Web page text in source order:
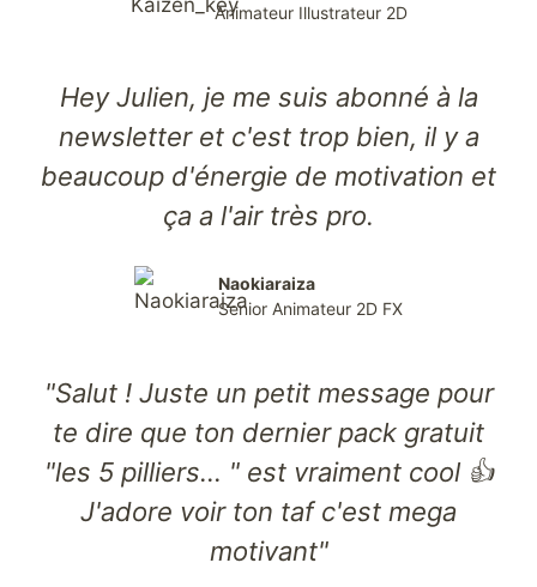
Animateur Illustrateur 2D
Hey Julien, je me suis abonné à la
newsletter et c'est trop bien, il y a
beaucoup d'énergie de motivation et
ça a l'air très pro.
Naokiaraiza
Senior Animateur 2D FX
"Salut ! Juste un petit message pour
te dire que ton dernier pack gratuit
"les 5 pilliers... " est vraiment cool 👍
J'adore voir ton taf c'est mega
motivant"